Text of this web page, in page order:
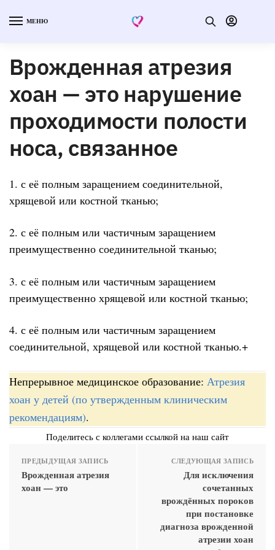
МЕНЮ
Врожденная атрезия
хоан — это нарушение
проходимости полости
носа, связанное
1. с её полным заращением соединительной,
хрящевой или костной тканью;
2. с её полным или частичным заращением
преимущественно соединительной тканью;
3. с её полным или частичным заращением
преимущественно хрящевой или костной тканью;
4. с её полным или частичным заращением
соединительной, хрящевой или костной тканью.+
Непрерывное медицинское образование: Атрезия
хоан у детей (по утвержденным клиническим
рекомендациям).
Поделитесь с коллегами ссылкой на наш сайт
ПРЕДЫДУЩАЯ ЗАПИСЬ
Врожденная атрезия
хоан — это
СЛЕДУЮЩАЯ ЗАПИСЬ
Для исключения
сочетанных
врождённых пороков
при постановке
диагноза врожденной
атрезии хоан